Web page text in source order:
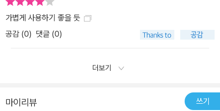
가볍게 사용하기 좋을 듯
공감 (0) 댓글 (0)
더보기
마이리뷰 쓰기